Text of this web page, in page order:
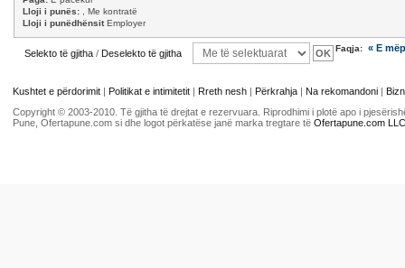
Lloji i punës: , Me kontratë
Lloji i punëdhënsitEmployer
Selekto të gjitha / Deselekto të gjitha Faqja: « E
Kushtet e përdorimit | Politikat e intimitetit | Rreth nesh | Përkrahja | Na rekomandoni |
Copyright © 2003-2010. Të gjitha të drejtat e rezervuara. Riprodhimi i plotë apo i
Pune, Ofertapune.com si dhe logot përkatëse janë marka tregtare të Ofertapune.com LLC